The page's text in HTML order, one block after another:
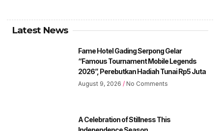
Latest News
Fame Hotel Gading Serpong Gelar
“Famous Tournament Mobile Legends
2026”, Perebutkan Hadiah Tunai Rp5 Juta
August 9, 2026 No Comments
A Celebration of Stillness This